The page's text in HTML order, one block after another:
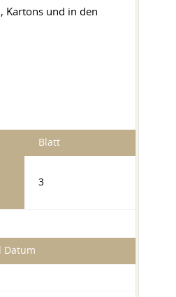
Kartons und in den
Blatt
3
Datum